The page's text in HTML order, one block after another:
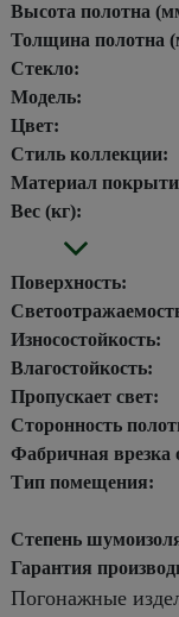
Высота полотна
Толщина полотна
Стекло:
Модель:
Цвет:
Стиль коллекции:
Материал
Вес (кг):
Поверхность:
Износостойкость:
Влагостойкость:
Пропускает свет:
Сторонность
Фабричная врезка
Тип помещения:
Степень
Гарантия
Погонажные